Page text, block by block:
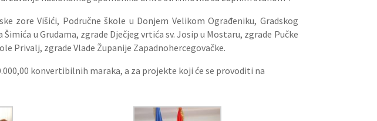
zore Višići, Područne škole u Donjem Velikom Ograđeniku, Gradskog
u Grudama, zgrade Dječjeg vrtića sv. Josip u Mostaru, zgrade Pučke
Privalj, zgrade Vlade Županije Zapadnohercegovačke.
konvertibilnih maraka, a za projekte koji će se provoditi na